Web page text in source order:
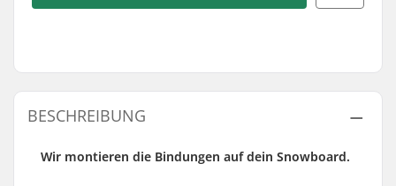
BESCHREIBUNG
Wir montieren die Bindungen auf dein Snowboard.